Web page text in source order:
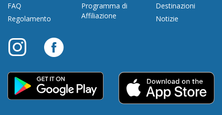
FAQ
Regolamento
Programma di
Affiliazione
Destinazioni
Notizie